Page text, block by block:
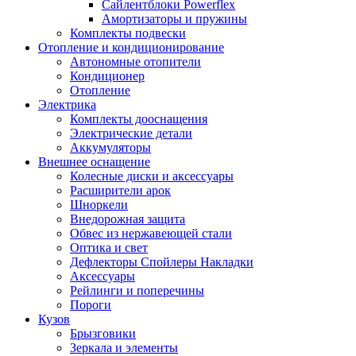
Сайлентблоки Powerflex
Амортизаторы и пружины
Комплекты подвески
Отопление и кондиционирование
Автономные отопители
Кондиционер
Отопление
Электрика
Комплекты дооснащения
Электрические детали
Аккумуляторы
Внешнее оснащение
Колесные диски и аксессуары
Расширители арок
Шноркели
Внедорожная защита
Обвес из нержавеющей стали
Оптика и свет
Дефлекторы Спойлеры Накладки
Аксессуары
Рейлинги и поперечины
Пороги
Кузов
Брызговики
Зеркала и элементы